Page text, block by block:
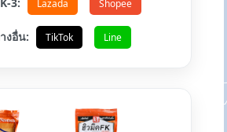
Lazada Shopee
งอื่น: TikTok Line